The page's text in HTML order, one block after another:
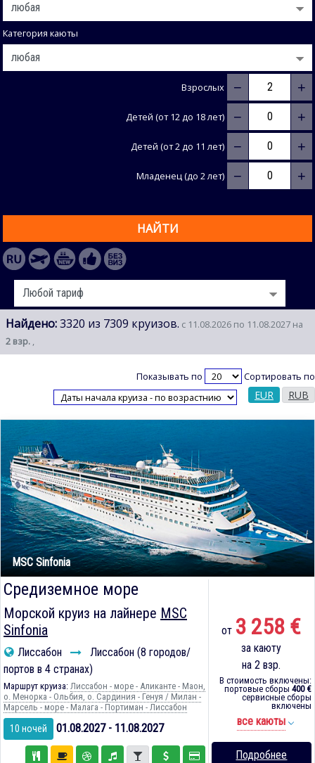
Категория каюты
Взрослых − +
Детей (от 12 до 18 лет) − +
Детей (от 2 до 11 лет) − +
Младенец (до 2 лет) − +
НАЙТИ
Найдено:3320 из 7309 круизов. с 11.08.2026 по 11.08.2027 на
2 взр. ,
Показывать по Сортировать по
EUR RUB
MSC Sinfonia
Средиземное море
Морской круиз на лайнере MSC
Sinfonia
Лиссабон
Лиссабон (8 городов/
портов в 4 странах)
Маршрут круиза: Лиссабон - море - Аликанте - Маон,
о. Менорка - Ольбия, о. Сардиния - Генуя / Милан -
Марсель - море - Малага - Портиман - Лиссабон
10 ночей 01.08.2027 - 11.08.2027
от 3 258 €
за каюту
на 2 взр.
В стоимость включены:
портовые сборы 400 €
сервисные сборы
включены
все каюты
Подробнее